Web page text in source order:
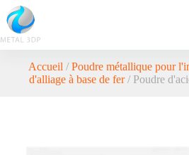
Accueil / Poudre métallique pour
d'alliage à base de fer/ Poudre